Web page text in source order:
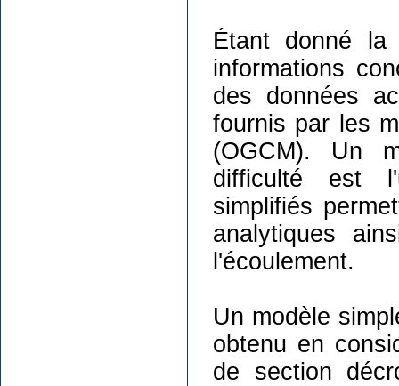
Étant donné la
informations
des données
fournis par les
(OGCM). Un
difficulté est
simplifiés
analytiques
l'écoulement.
Un modèle
obtenu en
de section